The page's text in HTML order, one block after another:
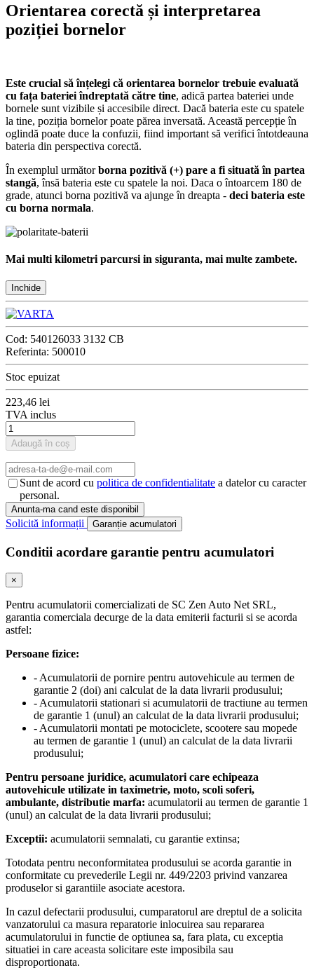
Orientarea corectă și interpretarea
poziției bornelor
Este crucial să înțelegi că orientarea bornelor trebuie evaluată
cu fața bateriei îndreptată către tine, adică partea bateriei unde
bornele sunt vizibile și accesibile direct. Dacă bateria este cu spatele
la tine, poziția bornelor poate părea inversată. Această percepție în
oglindă poate duce la confuzii, fiind important să verifici întotdeauna
bateria din perspectiva corectă.
În exemplul următorborna pozitivă (+) pare a fi situată în partea
stangă, însă bateria este cu spatele la noi. Daca o întoarcem 180 de
grade, atunci borna pozitivă va ajunge în dreapta - deci bateria este
cu borna normala.
Mai multi kilometri parcursi in siguranta, mai multe zambete.
Inchide
Cod: 540126033 3132 CB
Referinta: 500010
Stoc epuizat
223,46 lei
TVA inclus
Adaugă în coș
Sunt de acord cu politica de confidentialitate a datelor cu caracter
personal.
Solicită informații Garanție acumulatori
Conditii acordare garantie pentru acumulatori
×
Pentru acumulatorii comercializati de SC Zen Auto Net SRL,
garantia comerciala decurge de la data emiterii facturii si se acorda
astfel:
Persoane fizice:
- Acumulatorii de pornire pentru autovehicule au termen de
garantie 2 (doi) ani calculat de la data livrarii produsului;
- Acumulatorii stationari si acumulatorii de tractiune au termen
de garantie 1 (unul) an calculat de la data livrarii produsului;
- Acumulatorii montati pe motociclete, scootere sau mopede
au termen de garantie 1 (unul) an calculat de la data livrarii
produsului;
Pentru persoane juridice, acumulatori care echipeaza
autovehicule utilizate in taximetrie, moto, scoli soferi,
ambulante, distributie marfa: acumulatorii au termen de garantie 1
(unul) an calculat de la data livrarii produsului;
Exceptii: acumulatorii semnalati, cu garantie extinsa;
Totodata pentru neconformitatea produsului se acorda garantie in
conformitate cu prevederile Legii nr. 449/2203 privind vanzarea
produselor si garantiile asociate acestora.
In cazul defectarii produsului, cumparatorul are dreptul de a solicita
vanzatorului ca masura reparatorie inlocuirea sau repararea
acumulatorului in functie de optiunea sa, fara plata, cu exceptia
situatiei in care aceasta solicitare este imposibila sau
disproportionata.